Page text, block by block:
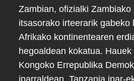
Zambian, ofizialki Zambiako
itsasorako irteerarik gabeko
Afrikako kontinentearen
hegoaldean kokatua.
Kongoko Errepublika
iparraldean, Tanzania ipar-